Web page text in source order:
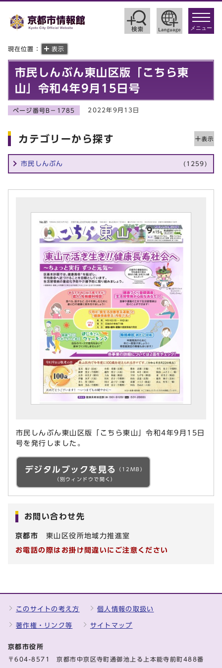
toggle
メニュー
現在位置： 表示
市民しんぶん東山区版「こちら東
山」令和4年9月15日号
ページ番号B－1785 2022年9月13日
カテゴリーから探す
市民しんぶん (1259)
市民しんぶん東山区版「こちら東山」令和4年9月15日
号を発行しました。
デジタルブックを見る
（12MB）
（別ウィンドウで開く）
お問い合わせ先
京都市 東山区役所地域力推進室
お電話の際はお掛け間違いにご注意ください
このサイトの考え方 個人情報の取扱い
著作権・リンク等 サイトマップ
京都市役所
〒604-8571 京都市中京区寺町通御池上る上本能寺前町488番